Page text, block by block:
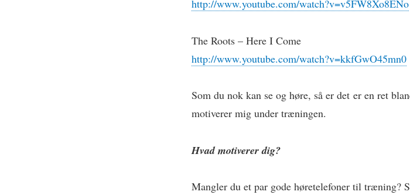
http://www.youtube.com/watch?v=v5FW8Xo8ENo
The Roots – Here I Come
http://www.youtube.com/watch?v=kkfGwO45mn0
Som du nok kan se og høre, så er det er en ret
motiverer mig under træningen.
Hvad motiverer dig?
Mangler du et par gode høretelefoner til